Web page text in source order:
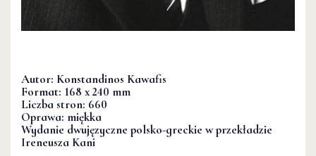
Autor: Konstandinos Kawafis
Format: 168 x 240 mm
Liczba stron: 660
Oprawa: miękka
Wydanie dwujęzyczne polsko-greckie w przekładzie
Ireneusza Kani